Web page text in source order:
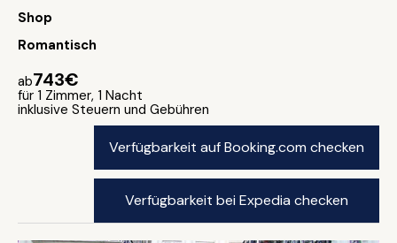
Shop
Romantisch
ab743€
für 1 Zimmer, 1 Nacht
inklusive Steuern und Gebühren
Verfügbarkeit auf Booking.com checken
Verfügbarkeit bei Expedia checken